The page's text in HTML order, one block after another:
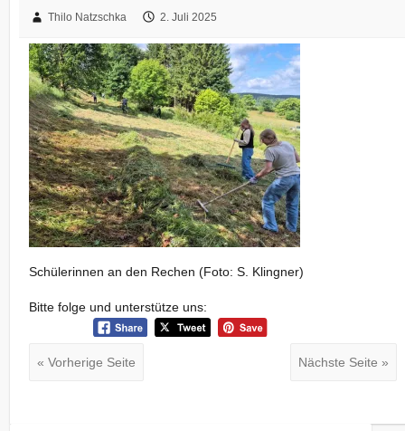
Thilo Natzschka 2. Juli 2025
Schülerinnen an den Rechen (Foto: S. Klingner)
Bitte folge und unterstütze uns:
« Vorherige Seite Nächste Seite »